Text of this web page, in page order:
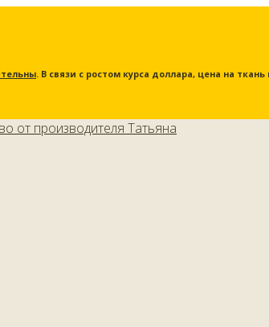
. В связи с ростом курса доллара, цена на